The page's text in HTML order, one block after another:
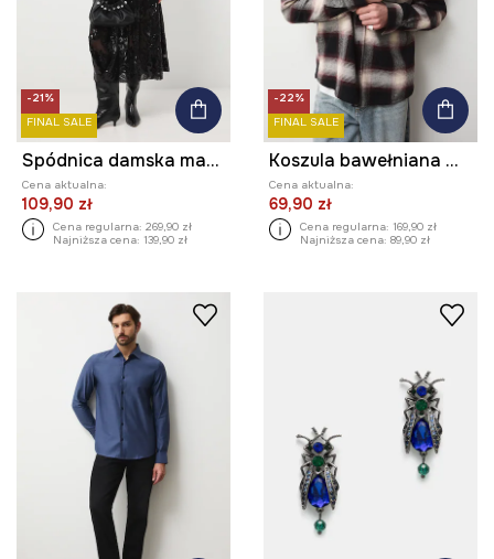
-21%
FINAL SALE
Spódnica damska maxi z cekinami
Cena aktualna:
109,90 zł
Cena regularna: 269,90 zł
Najniższa cena: 139,90 zł
-22%
FINAL SALE
Koszula bawełniana męska z kołnierzykiem klasycznym w kratę
Cena aktualna:
69,90 zł
Cena regularna: 169,90 zł
Najniższa cena: 89,90 zł